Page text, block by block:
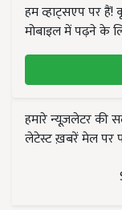
हम व्हाट्सएप पर
मोबाइल में पढ़ने के
हमारे न्यूज़लेटर की
लेटेस्ट ख़बरें मेल पर